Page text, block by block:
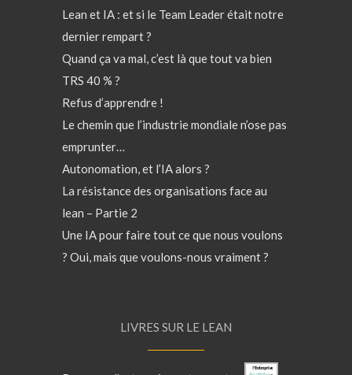
Lean et IA : et si le Team Leader était notre
dernier rempart ?
Quand ça va mal, c’est là que tout va bien
TRS 40 % ?
Refus d’apprendre !
Le chemin que l’industrie mondiale n’ose pas
emprunter…
Autonomation, et l’IA alors ?
La résistance des organisations face au
lean – Partie 2
Une IA pour faire tout ce que nous voulons
? Oui, mais que voulons-nous vraiment ?
LIVRES SUR LE LEAN